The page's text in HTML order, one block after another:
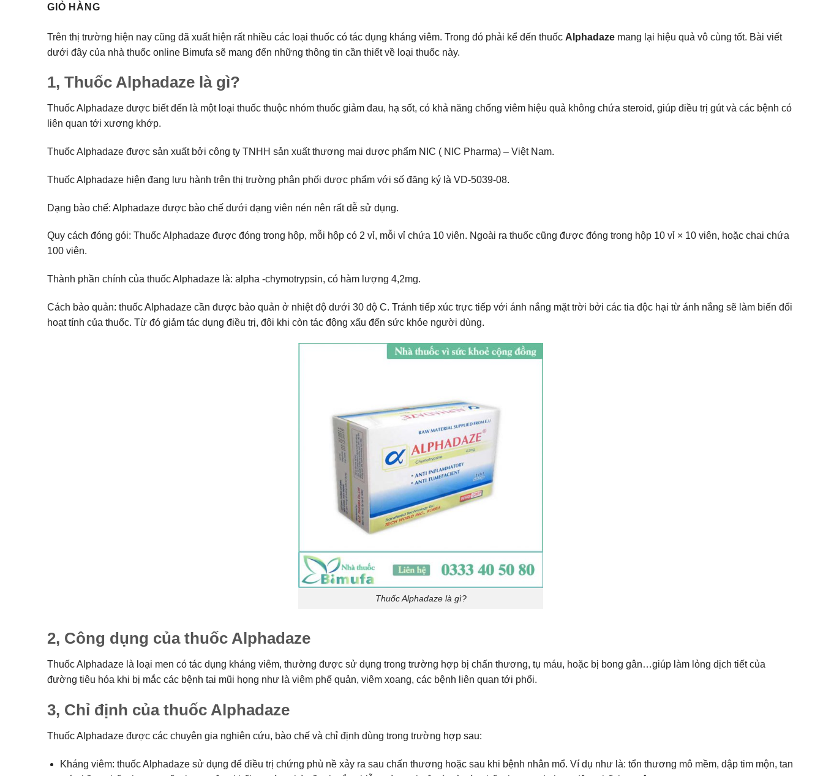
GIỎ HÀNG
Trên thị trường hiện nay cũng đã xuất hiện rất nhiều các loại thuốc có tác dụng kháng viêm. Trong đó phải kể đến thuốc Alphadaze mang lại hiệu quả vô cùng tốt. Bài viết
dưới đây của nhà thuốc online Bimufa sẽ mang đến những thông tin cần thiết về loại thuốc này.
1, Thuốc Alphadaze là gì?
Thuốc Alphadaze được biết đến là một loại thuốc thuộc nhóm thuốc giảm đau, hạ sốt, có khả năng chống viêm hiệu quả không chứa steroid, giúp điều trị gút và các bệnh có
liên quan tới xương khớp.
Thuốc Alphadaze được sản xuất bởi công ty TNHH sản xuất thương mại dược phẩm NIC ( NIC Pharma) – Việt Nam.
Thuốc Alphadaze hiện đang lưu hành trên thị trường phân phối dược phẩm với số đăng ký là VD-5039-08.
Dạng bào chế: Alphadaze được bào chế dưới dạng viên nén nên rất dễ sử dụng.
Quy cách đóng gói: Thuốc Alphadaze được đóng trong hộp, mỗi hộp có 2 vỉ, mỗi vỉ chứa 10 viên. Ngoài ra thuốc cũng được đóng trong hộp 10 vỉ × 10 viên, hoặc chai chứa
100 viên.
Thành phần chính của thuốc Alphadaze là: alpha -chymotrypsin, có hàm lượng 4,2mg.
Cách bảo quản: thuốc Alphadaze cần được bảo quản ở nhiệt độ dưới 30 độ C. Tránh tiếp xúc trực tiếp với ánh nắng mặt trời bởi các tia độc hại từ ánh nắng sẽ làm biến đổi
hoạt tính của thuốc. Từ đó giảm tác dụng điều trị, đôi khi còn tác động xấu đến sức khỏe người dùng.
Thuốc Alphadaze là gì?
2, Công dụng của thuốc Alphadaze
Thuốc Alphadaze là loại men có tác dụng kháng viêm, thường được sử dụng trong trường hợp bị chấn thương, tụ máu, hoặc bị bong gân…giúp làm lỏng dịch tiết của
đường tiêu hóa khi bị mắc các bệnh tai mũi họng như là viêm phế quản, viêm xoang, các bệnh liên quan tới phổi.
3, Chỉ định của thuốc Alphadaze
Thuốc Alphadaze được các chuyên gia nghiên cứu, bào chế và chỉ định dùng trong trường hợp sau:
Kháng viêm: thuốc Alphadaze sử dụng để điều trị chứng phù nề xảy ra sau chấn thương hoặc sau khi bệnh nhân mổ. Ví dụ như là: tổn thương mô mềm, dập tim mộn, tan